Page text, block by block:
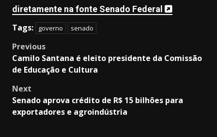
diretamente na fonte Senado Federal
Tags: governo senado
Post
navigation
Previous
Camilo Santana é eleito presidente da Comissão
de Educação e Cultura
Next
Senado aprova crédito de R$ 15 bilhões para
exportadores e agroindústria